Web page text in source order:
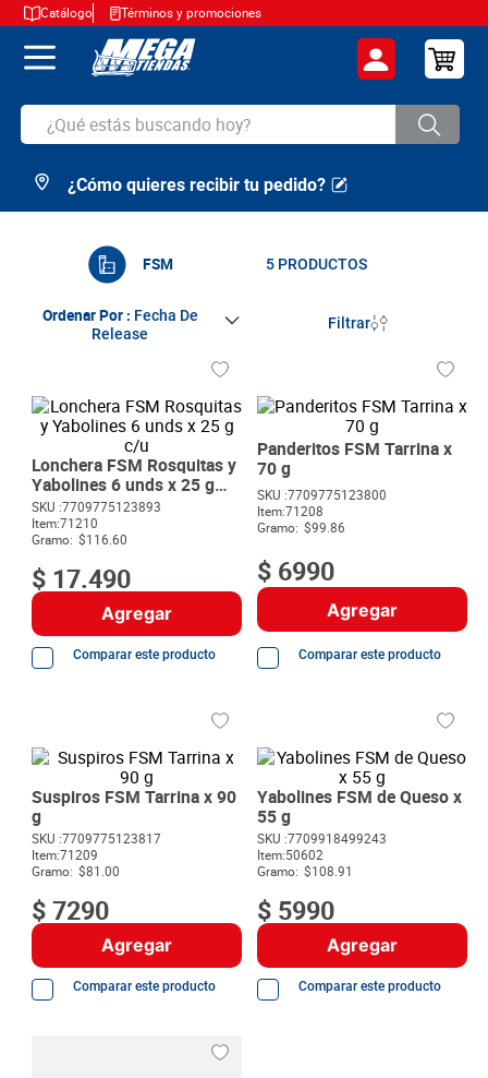
Catálogo Términos y promociones
¿Qué estás buscando hoy?
TÉRMINOS MÁS BUSCADOS
arroz
cafe
6.
azucar
7
huevos
8.
detergente
9.
queso
10. papa
¿Cómo quieres recibir tu pedido?
FSM 5 PRODUCTOS
Ordenar Por
Fecha De
Release
Filtrar
Lonchera FSM Rosquitas y
Yabolines 6 unds x 25 g
c/u
SKU :7709775123893
Item:71210
Gramo: $116.60
$ 17.490
Agregar
Comparar este producto
Panderitos FSM Tarrina x
70 g
SKU :7709775123800
Item:71208
Gramo: $99.86
$ 6990
Agregar
Comparar este producto
Suspiros FSM Tarrina x 90
g
SKU :7709775123817
Item:71209
Gramo: $81.00
$ 7290
Agregar
Comparar este producto
Yabolines FSM de Queso x
55 g
SKU :7709918499243
Item:50602
Gramo: $108.91
$ 5990
Agregar
Comparar este producto